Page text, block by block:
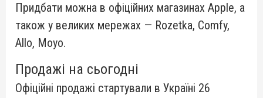
Придбати можна в офіційних магазинах Apple, а
також у великих мережах — Rozetka, Comfy,
Allo, Moyo.
Продажі на сьогодні
Офіційні продажі стартували в Україні 26